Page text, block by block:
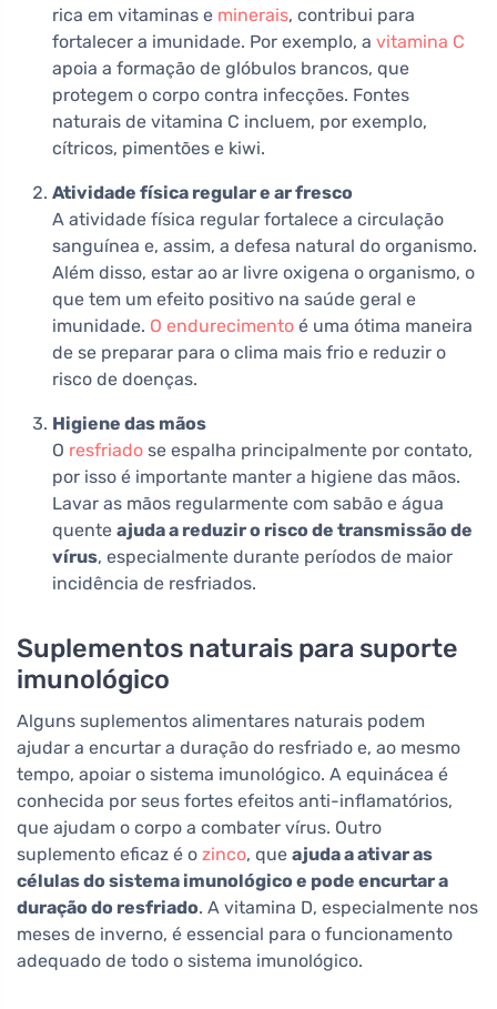
rica em vitaminas e minerais, contribui para
fortalecer a imunidade. Por exemplo, a vitamina C
apoia a formação de glóbulos brancos, que
protegem o corpo contra infecções. Fontes
naturais de vitamina C incluem, por exemplo,
cítricos, pimentões e kiwi.
Atividade física regular e ar fresco
A atividade física regular fortalece a circulação
sanguínea e, assim, a defesa natural do organismo.
Além disso, estar ao ar livre oxigena o organismo, o
que tem um efeito positivo na saúde geral e
imunidade. O endurecimento é uma ótima maneira
de se preparar para o clima mais frio e reduzir o
risco de doenças.
Higiene das mãos
O resfriado se espalha principalmente por contato,
por isso é importante manter a higiene das mãos.
Lavar as mãos regularmente com sabão e água
quente ajuda a reduzir o risco de transmissão de
vírus, especialmente durante períodos de maior
incidência de resfriados.
Suplementos naturais para suporte
imunológico
Alguns suplementos alimentares naturais podem
ajudar a encurtar a duração do resfriado e, ao mesmo
tempo, apoiar o sistema imunológico. A equinácea é
conhecida por seus fortes efeitos anti-inflamatórios,
que ajudam o corpo a combater vírus. Outro
suplemento eficaz é o zinco, que ajuda a ativar as
células do sistema imunológico e pode encurtar a
duração do resfriado. A vitamina D, especialmente nos
meses de inverno, é essencial para o funcionamento
adequado de todo o sistema imunológico.